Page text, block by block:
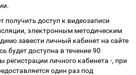
получить доступ к видеозаписи
электронным методическим
завести личный кабинет на сайте
будет доступна в течение 90
регистрации личного кабинета -, при
один раз под